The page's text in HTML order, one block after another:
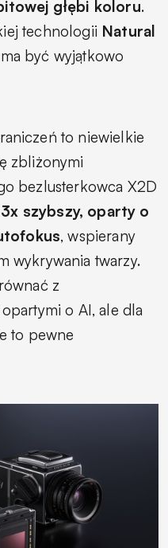
głębi koloru.
technologii Natural
ma być wyjątkowo
to niewielkie
zbliżonymi
bezlusterkowca X2D
3x szybszy, oparty o
, wspierany
wykrywania twarzy.
z
o AI, ale dla
to pewne